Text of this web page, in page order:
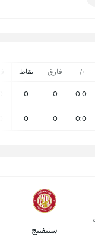
+/- فارق نقاط
0:0
0
0
0:0
0
0
ستيفنيج